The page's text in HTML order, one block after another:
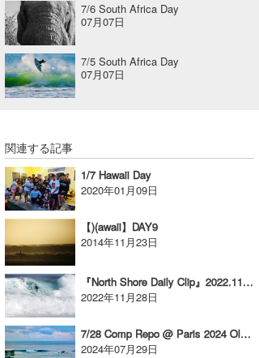
7/6 South Africa Day
07月07日
7/5 South Africa Day
07月07日
関連する記事
1/7 Hawaii Day
2020年01月09日
【)(awaii】DAY9
2014年11月23日
『North Shore Daily Clip』2022.11.27 @ Log Cabin / vol.1
2022年11月28日
7/28 Comp Repo @ Paris 2024 Olympics
2024年07月29日